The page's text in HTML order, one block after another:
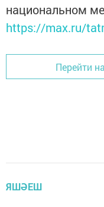
национальном
https://max.ru/
Перейти
ЯШӘЕШ